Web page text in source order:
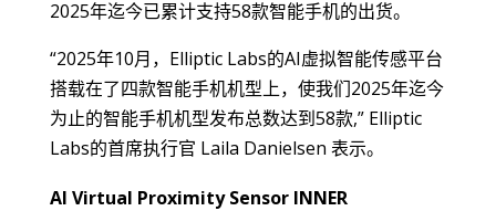
2025年迄今已累计支持58款智能手机的出货。
“2025年10月，Elliptic Labs的AI虚拟智能传感平台
搭载在了四款智能手机机型上，使我们2025年迄今
为止的智能手机机型发布总数达到58款,” Elliptic
Labs的首席执行官 Laila Danielsen 表示。
AI Virtual Proximity Sensor INNER